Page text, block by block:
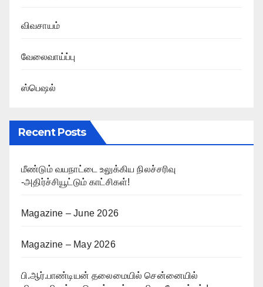
விவசாயம்
வேலைவாய்ப்பு
ஸ்பெஷல்
Recent Posts
மீண்டும் வயநாட்டை உலுக்கிய நிலச்சரிவு
-அதிர்ச்சியூட்டும் காட்சிகள்!
Magazine – June 2026
Magazine – May 2026
பி.ஆர்.பாண்டியன் தலைமையில் சென்னையில்